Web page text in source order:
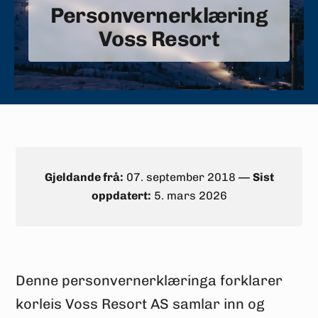
Personvernerklæring
Voss Resort
Gjeldande frå: 07. september 2018 –– Sist
oppdatert: 5. mars 2026
Denne personvernerklæringa forklarer
korleis Voss Resort AS samlar inn og